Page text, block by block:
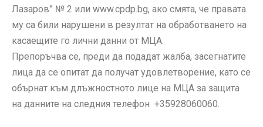
Лазаров” № 2 или www.cpdp.bg, ако смята, че правата
му са били нарушени в резултат на обработването на
касаещите го лични данни от МЦА.
Препоръчва се, преди да подадат жалба, засегнатите
лица да се опитат да получат удовлетворение, като се
обърнат към длъжностното лице на МЦА за защита
на данните на следния телефон +35928060060.